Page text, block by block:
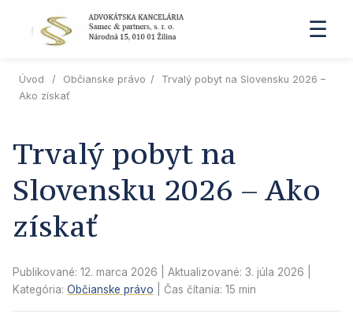
☰
Úvod / Občianske právo /
Trvalý pobyt na Slovensku 2026 –
Ako získať
Trvalý pobyt na
Slovensku 2026 – Ako
získať
Publikované: 12. marca 2026 | Aktualizované: 3. júla 2026
Kategória: Občianske právo | Čas čítania: 15 min